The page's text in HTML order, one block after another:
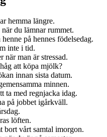
hemma längre.
du lämnar rummet.
på hennes födelsedag.
inte i tid.
när man är stressad.
att köpa mjölk?
innan sista datum.
minnen.
ta med regnjacka idag.
på jobbet igårkväll.
löften.
bort vårt samtal imorgon.